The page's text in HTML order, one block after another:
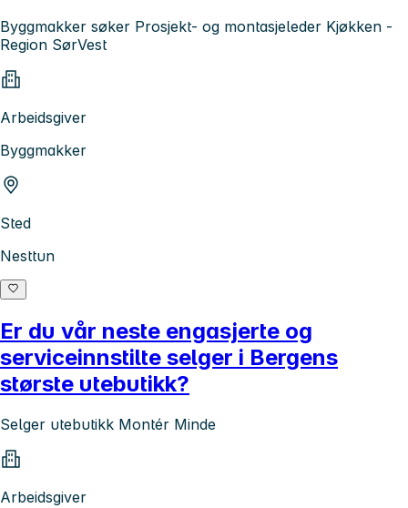
Byggmakker søker Prosjekt- og montasjeleder Kjøkken -
Region SørVest
Arbeidsgiver
Byggmakker
Sted
Nesttun
Er du vår neste engasjerte og
serviceinnstilte selger i Bergens
største utebutikk?
Selger utebutikk Montér Minde
Arbeidsgiver